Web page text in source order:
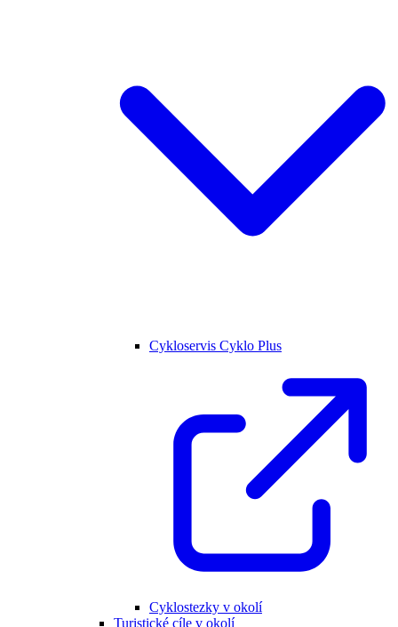
Cykloservis Cyklo Plus
Cyklostezky v okolí
Turistické cíle v okolí